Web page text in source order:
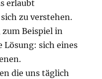
erlaubt
zu verstehen.
Beispiel in
Lösung: sich eines
die uns täglich